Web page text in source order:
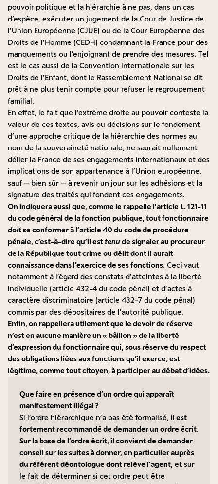
pouvoir politique et la hiérarchie à ne pas, dans un cas
d’espèce, exécuter un jugement de la Cour de Justice de
l’Union Européenne (CJUE) ou de la Cour Européenne des
Droits de l’Homme (CEDH) condamnant la France pour des
manquements ou l’enjoignant de prendre des mesures. Tel
est le cas aussi de la Convention internationale sur les
Droits de l’Enfant, dont le Rassemblement National se dit
prêt à ne plus tenir compte pour refuser le regroupement
familial.
En effet, le fait que l’extrême droite au pouvoir conteste la
valeur de ces textes, avis ou décisions sur le fondement
d’une approche critique de la hiérarchie des normes au
nom de la souveraineté nationale, ne saurait nullement
délier la France de ses engagements internationaux et des
implications de son appartenance à l’Union européenne,
sauf – bien sûr – à revenir un jour sur les adhésions et la
signature des traités qui fondent ces engagements.
On indiquera aussi que, comme le rappelle l’article L. 121-11
du code général de la fonction publique, tout fonctionnaire
doitse conformer à l’article 40 du code de procédure
pénale, c’est-à-dire qu’il esttenude signaler au procureur
de la République tout crime ou délit dont il aurait
connaissance dans l’exercice de ses fonctions. Ceci vaut
notamment à l’égard des constats d’atteintes à la liberté
individuelle (article 432-4 du code pénal) et d’actes à
caractère discriminatoire (article 432-7 du code pénal)
commis par des dépositaires de l’autorité publique.
Enfin, on rappellera utilement que le devoir de réserve
n’est en aucune manière un « bâillon » de la liberté
d’expression du fonctionnaire qui, sous réserve du respect
des obligations liées aux fonctions qu’il exerce, est
légitime, comme tout citoyen, à participer au débat d’idées.
Que faire en présence d’un ordre qui apparaît
manifestement illégal ?
Si l’ordre hiérarchique n’a pas été formalisé, il est
fortement recommandé de demander un ordre écrit.
Sur la base de l’ordre écrit, il convient de demander
conseil sur les suites à donner, en particulier auprès
du référent déontologue dont relève l’agent, et sur
le fait de déterminer si cet ordre peut être